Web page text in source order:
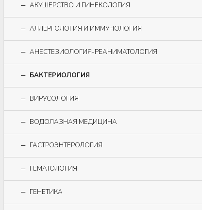
АКУШЕРСТВО И ГИНЕКОЛОГИЯ
АЛЛЕРГОЛОГИЯ И ИММУНОЛОГИЯ
АНЕСТЕЗИОЛОГИЯ-РЕАНИМАТОЛОГИЯ
БАКТЕРИОЛОГИЯ
ВИРУСОЛОГИЯ
ВОДОЛАЗНАЯ МЕДИЦИНА
ГАСТРОЭНТЕРОЛОГИЯ
ГЕМАТОЛОГИЯ
ГЕНЕТИКА